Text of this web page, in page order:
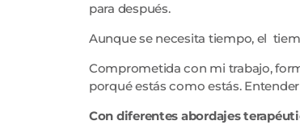
para después.
Aunque se necesita tiempo, el
Comprometida con mi trabajo,
porqué estás como estás. Entender
Con diferentes abordajes